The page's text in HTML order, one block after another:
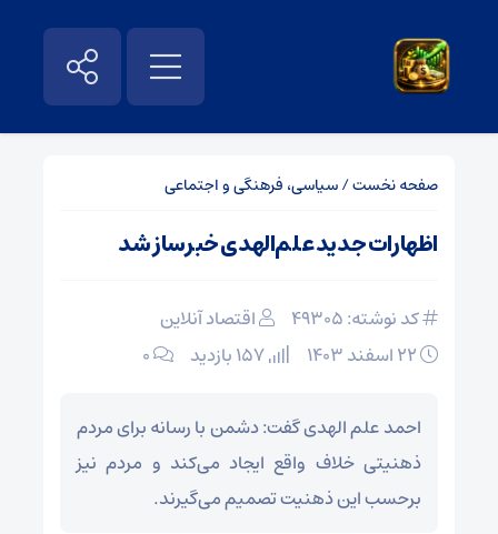
صفحه نخست/سیاسی، فرهنگی و اجتماعی
اظهارات جدید علم‌الهدی خبرساز شد
کد نوشته: 49305
اقتصاد آنلاین
۰
احمد علم الهدی گفت: دشمن با رسانه برای مردم
ذهنیتی خلاف واقع ایجاد می‌کند و مردم نیز
برحسب این ذهنیت تصمیم می‌گیرند.